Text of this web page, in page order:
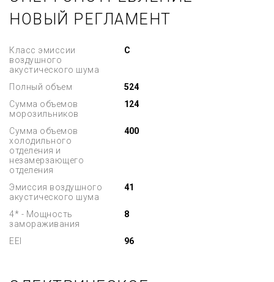
НОВЫЙ РЕГЛАМЕНТ
Класс эмиссии
воздушного
акустического шума
C
Полный объем
524
Сумма объемов
морозильников
124
Сумма объемов
холодильного
отделения и
незамерзающего
отделения
400
Эмиссия воздушного
акустического шума
41
4* - Мощность
замораживания
8
EEI 96